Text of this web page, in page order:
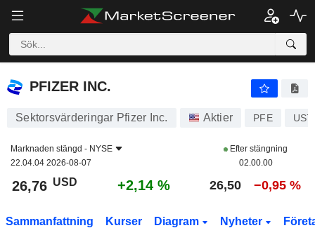
PFIZER INC.
PFIZER INC.
Sektorsvärderingar Pfizer Inc. Aktier PFE
Marknaden stängd - NYSE
22.04.04 2026-08-07
Efter stängning
02.00.00
26,76 USD +2,14 % 26,50 −0,95 %
Sammanfattning Kurser Diagram Nyheter